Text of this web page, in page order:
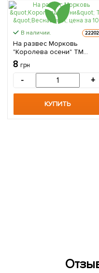
В наличии. 22202
На развес Морковь
"Королева осени" ТМ
"Весна" цена за 10г
8 грн
- +
КУПИТЬ